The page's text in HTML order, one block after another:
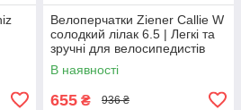
та
Велоперчатки Ziener Callie W
солодкий лілак 6.5 | Легкі та
зручні для велосипедистів
В наявності
655 ₴ 936 ₴